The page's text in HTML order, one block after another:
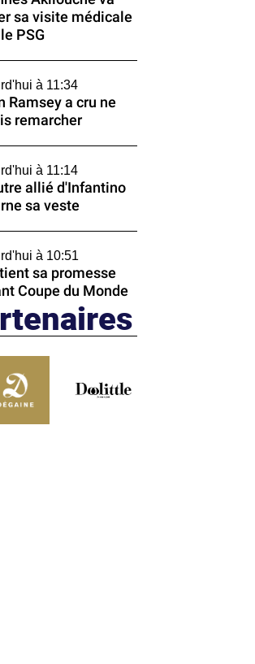
sa visite médicale
PSG
à 11:34
Ramsey a cru ne
remarcher
à 11:14
allié d'Infantino
sa veste
à 10:51
sa promesse
Coupe du Monde